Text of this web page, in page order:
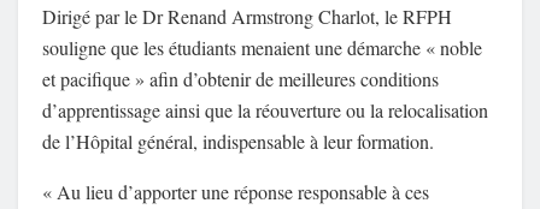
Dirigé par le Dr Renand Armstrong Charlot, le RFPH
souligne que les étudiants menaient une démarche « noble
et pacifique » afin d’obtenir de meilleures conditions
d’apprentissage ainsi que la réouverture ou la relocalisation
de l’Hôpital général, indispensable à leur formation.
« Au lieu d’apporter une réponse responsable à ces